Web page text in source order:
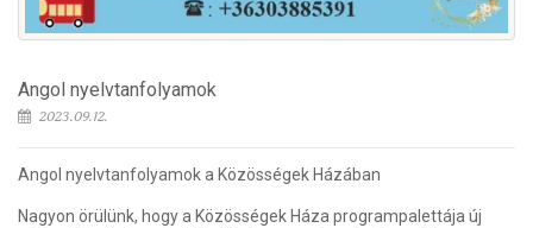
Angol nyelvtanfolyamok
2023.09.12.
Angol nyelvtanfolyamok a Közösségek Házában
Nagyon örülünk, hogy a Közösségek Háza programpalettája új